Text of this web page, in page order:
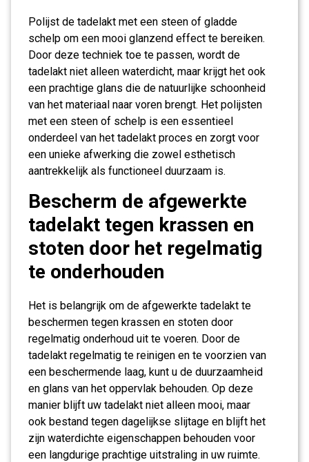
Polijst de tadelakt met een steen of gladde
schelp om een mooi glanzend effect te bereiken.
Door deze techniek toe te passen, wordt de
tadelakt niet alleen waterdicht, maar krijgt het ook
een prachtige glans die de natuurlijke schoonheid
van het materiaal naar voren brengt. Het polijsten
met een steen of schelp is een essentieel
onderdeel van het tadelakt proces en zorgt voor
een unieke afwerking die zowel esthetisch
aantrekkelijk als functioneel duurzaam is.
Bescherm de afgewerkte
tadelakt tegen krassen en
stoten door het regelmatig
te onderhouden
Het is belangrijk om de afgewerkte tadelakt te
beschermen tegen krassen en stoten door
regelmatig onderhoud uit te voeren. Door de
tadelakt regelmatig te reinigen en te voorzien van
een beschermende laag, kunt u de duurzaamheid
en glans van het oppervlak behouden. Op deze
manier blijft uw tadelakt niet alleen mooi, maar
ook bestand tegen dagelijkse slijtage en blijft het
zijn waterdichte eigenschappen behouden voor
een langdurige prachtige uitstraling in uw ruimte.